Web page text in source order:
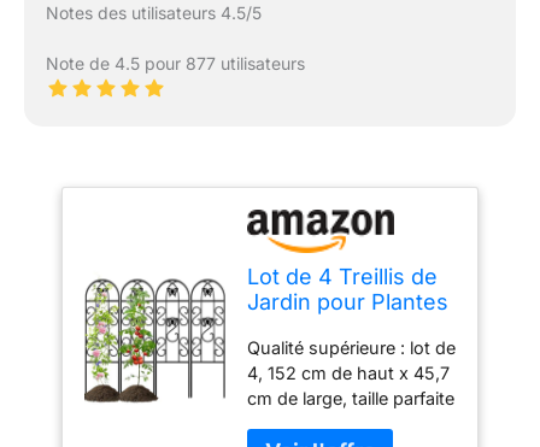
Notes des utilisateurs 4.5/5
Note de 4.5 pour 877 utilisateurs
Lot de 4 Treillis de
Jardin pour Plantes
152X47cm
Résistants à la
Rouille en Fer Noir
pour Support de
Qualité supérieure : lot de
4, 152 cm de haut x 45,7
cm de large, taille parfaite